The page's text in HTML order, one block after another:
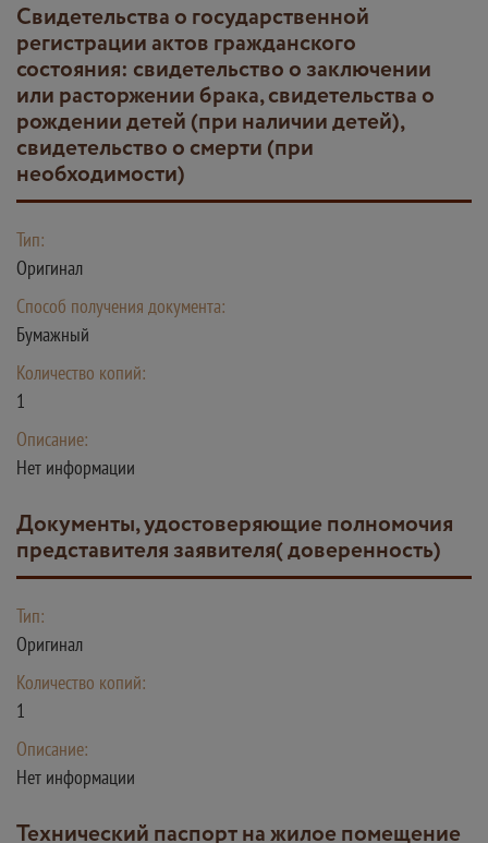
Свидетельства о государственной
регистрации актов гражданского
состояния: свидетельство о заключении
или расторжении брака, свидетельства о
рождении детей (при наличии детей),
свидетельство о смерти (при
необходимости)
Тип:
Оригинал
Способ получения документа:
Бумажный
Количество копий:
1
Описание:
Нет информации
Документы, удостоверяющие полномочия
представителя заявителя( доверенность)
Тип:
Оригинал
Количество копий:
1
Описание:
Нет информации
Технический паспорт на жилое помещение